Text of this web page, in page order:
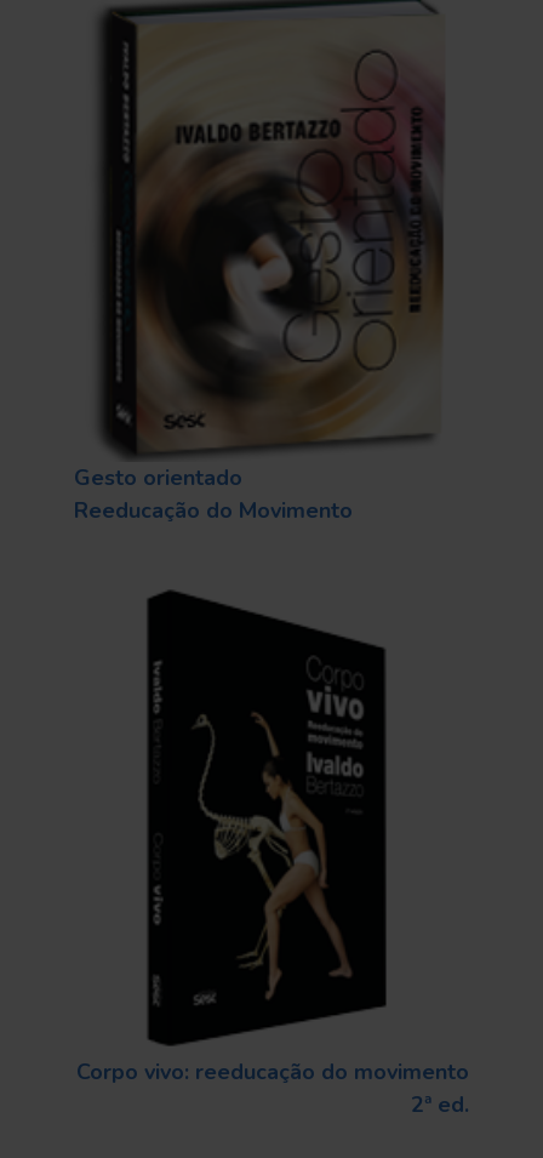
Gesto orientado
Reeducação do Movimento
Corpo vivo: reeducação do movimento
2ª ed.